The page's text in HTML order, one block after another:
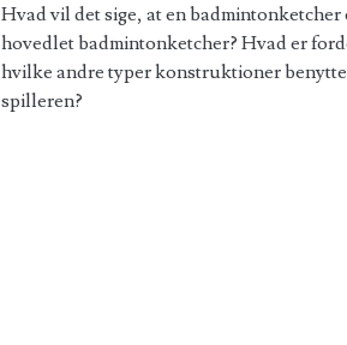
Hvad vil det sige, at en
hovedlet badmintonketcher? Hvad er
hvilke andre typer konstruktioner
spilleren?